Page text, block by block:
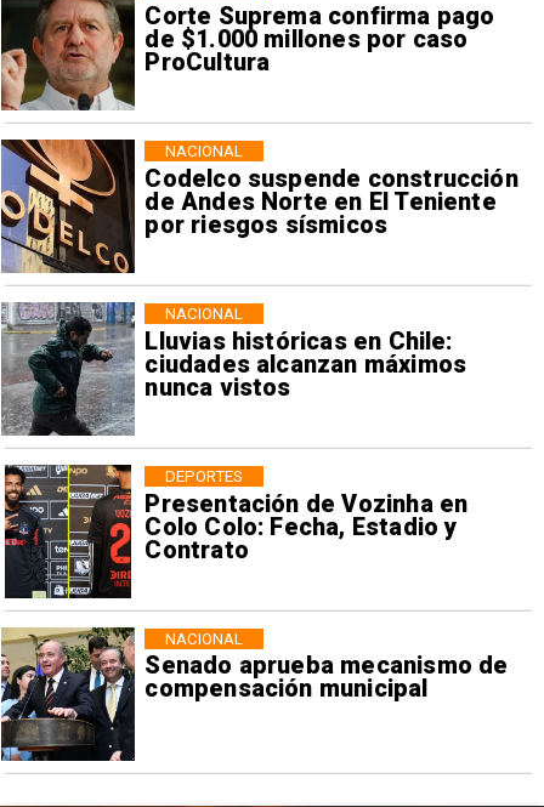
Corte Suprema confirma pago
de $1.000 millones por caso
ProCultura
Codelco suspende construcción
de Andes Norte en El Teniente
por riesgos sísmicos
NACIONAL
Lluvias históricas en Chile:
ciudades alcanzan máximos
nunca vistos
NACIONAL
Presentación de Vozinha en
Colo Colo: Fecha, Estadio y
Contrato
DEPORTES
Senado aprueba mecanismo de
compensación municipal
NACIONAL